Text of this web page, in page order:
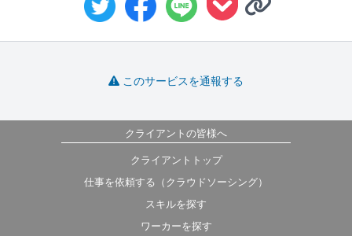
このサービスを通報する
クライアントの皆様へ
クライアントトップ
仕事を依頼する（クラウドソーシング）
スキルを探す
ワーカーを探す